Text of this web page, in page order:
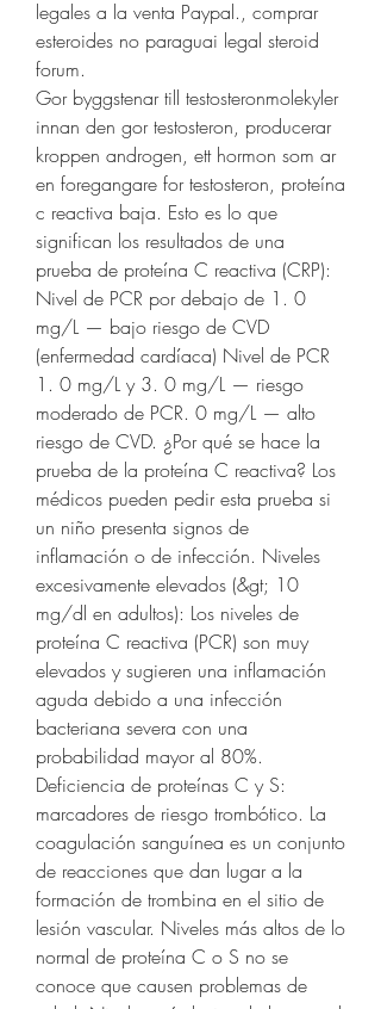
legales a la venta Paypal., comprar
esteroides no paraguai legal steroid
forum.
Gor byggstenar till testosteronmolekyler
innan den gor testosteron, producerar
kroppen androgen, ett hormon som ar
en foregangare for testosteron, proteína
c reactiva baja. Esto es lo que
significan los resultados de una
prueba de proteína C reactiva (CRP):
Nivel de PCR por debajo de 1. 0
mg/L — bajo riesgo de CVD
(enfermedad cardíaca) Nivel de PCR
1. 0 mg/L y 3. 0 mg/L — riesgo
moderado de PCR. 0 mg/L — alto
riesgo de CVD. ¿Por qué se hace la
prueba de la proteína C reactiva? Los
médicos pueden pedir esta prueba si
un niño presenta signos de
inflamación o de infección. Niveles
excesivamente elevados (&gt; 10
mg/dl en adultos): Los niveles de
proteína C reactiva (PCR) son muy
elevados y sugieren una inflamación
aguda debido a una infección
bacteriana severa con una
probabilidad mayor al 80%.
Deficiencia de proteínas C y S:
marcadores de riesgo trombótico. La
coagulación sanguínea es un conjunto
de reacciones que dan lugar a la
formación de trombina en el sitio de
lesión vascular. Niveles más altos de lo
normal de proteína C o S no se
conoce que causen problemas de